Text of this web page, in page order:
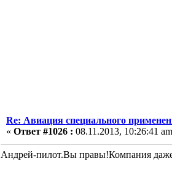
Re: Авиация специального
« Ответ #1026 : 08.11.2013, 10:26:41
Андрей-пилот.Вы правы!Компания даже